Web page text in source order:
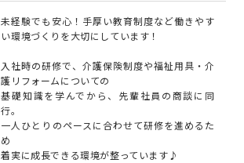
未経験でも安心！手厚い教育制度など働きやす
い環境づくりを大切にしています！
入社時の研修で、介護保険制度や福祉用具・介
護リフォームについての
基礎知識を学んでから、先輩社員の商談に同
行。
一人ひとりのペースに合わせて研修を進めるた
め
着実に成長できる環境が整っています♪